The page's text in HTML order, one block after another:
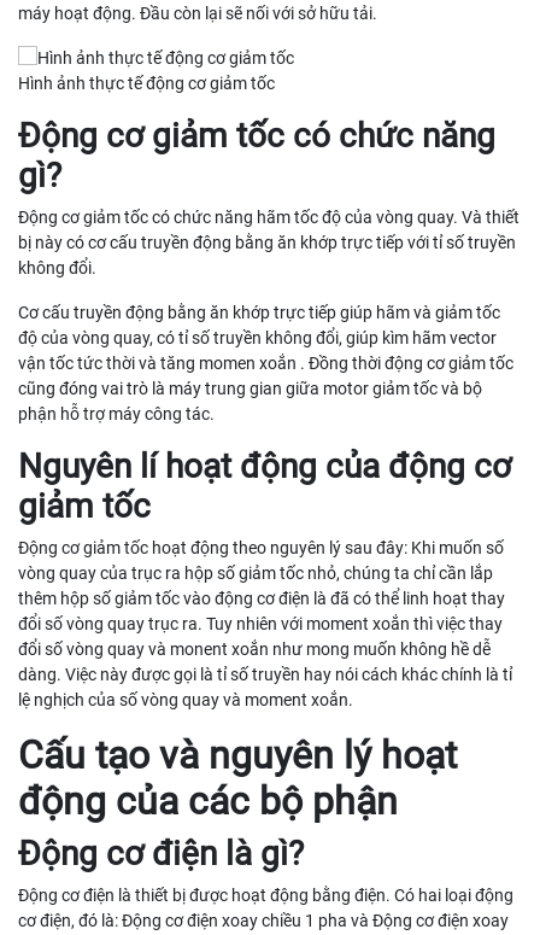
máy hoạt động. Đầu còn lại sẽ nối với sở hữu tải.
Hình ảnh thực tế động cơ giảm tốc
Động cơ giảm tốc có chức năng
gì?
Động cơ giảm tốc có chức năng hãm tốc độ của vòng quay. Và thiết
bị này có cơ cấu truyền động bằng ăn khớp trực tiếp với tỉ số truyền
không đổi.
Cơ cấu truyền động bằng ăn khớp trực tiếp giúp hãm và giảm tốc
độ của vòng quay, có tỉ số truyền không đổi, giúp kìm hãm vector
vận tốc tức thời và tăng momen xoắn . Đồng thời động cơ giảm tốc
cũng đóng vai trò là máy trung gian giữa motor giảm tốc và bộ
phận hỗ trợ máy công tác.
Nguyên lí hoạt động của động cơ
giảm tốc
Động cơ giảm tốc hoạt động theo nguyên lý sau đây: Khi muốn số
vòng quay của trục ra hộp số giảm tốc nhỏ, chúng ta chỉ cần lắp
thêm hộp số giảm tốc vào động cơ điện là đã có thể linh hoạt thay
đổi số vòng quay trục ra. Tuy nhiên với moment xoắn thì việc thay
đổi số vòng quay và monent xoắn như mong muốn không hề dễ
dàng. Việc này được gọi là tỉ số truyền hay nói cách khác chính là tỉ
lệ nghịch của số vòng quay và moment xoắn.
Cấu tạo và nguyên lý hoạt
động của các bộ phận
Động cơ điện là gì?
Động cơ điện là thiết bị được hoạt động bằng điện. Có hai loại động
cơ điện, đó là: Động cơ điện xoay chiều 1 pha và Động cơ điện xoay